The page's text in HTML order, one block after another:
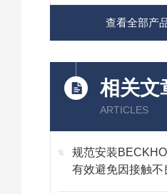
查看全部产
相关文
ARTICLES
规范安装
有效避免因接触不